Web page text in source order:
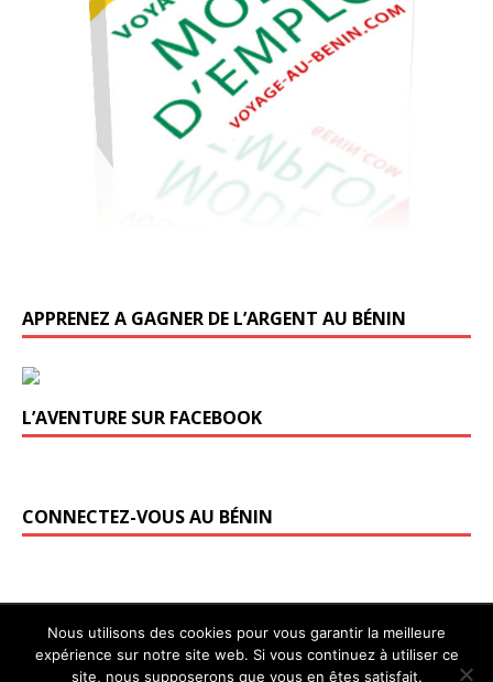
APPRENEZ A GAGNER DE L’ARGENT AU BÉNIN
L’AVENTURE SUR FACEBOOK
CONNECTEZ-VOUS AU BÉNIN
RÉSERVEZ UN HÔTEL AU BÉNIN
Nous utilisons des cookies pour vous garantir la meilleure
expérience sur notre site web. Si vous continuez à utiliser ce
site, nous supposerons que vous en êtes satisfait.